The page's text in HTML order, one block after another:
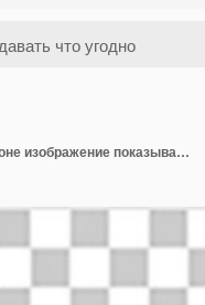
Красивое декоративное зеркало на розовом фоне изображение показывает розовую стену с декоративным зеркалом на левой стороне